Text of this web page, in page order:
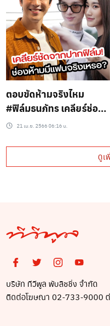
ตอบขัดห้ามจริงไหม
#ฟิล์มธนภัทร เคลียร์ช่อง
ห้ามมีแฟน หลังดราม่าเลิก
21 เม.ย. 2566 06:16 น.
ดูเ
บริษัท ทีวีพูล พับลิชชิ่ง จำกัด
ติดต่อโฆษณา 02-733-9000